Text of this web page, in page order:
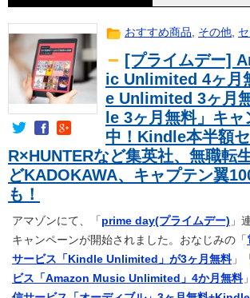
おすすめ商品, その他,
[プライムデー]
ic Unlimited 4ヶ月
e Unlimited 3ヶ月
le 3ヶ月無料」キ
中！Kindle本半額
R×HUNTERなど集英社、無職転
どKADOKAWA、キャプテン翼
も！
アマゾンにて、「 prime day(プライムデー) 」
キャンペーンが開始されました。おなじみの「
サービス「Kindle Unlimited」が3ヶ月無料」「
ビス「Amazon Music Unlimited」4か月無料